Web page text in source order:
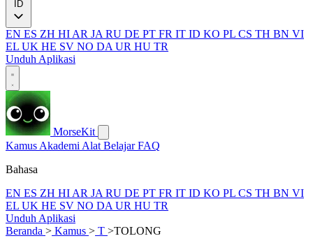
EN ES ZH HI AR JA RU DE PT FR IT ID KO PL CS TH BN VI
EL UK HE SV NO DA UR HU TR
Unduh Aplikasi
MorseKit
Kamus Akademi Alat BelajarFAQ
Bahasa
EN ES ZH HI AR JA RU DE PT FR IT ID KO PL CS TH BN VI
EL UK HE SV NO DA UR HU TR
Unduh Aplikasi
Beranda > Kamus > T >TOLONG